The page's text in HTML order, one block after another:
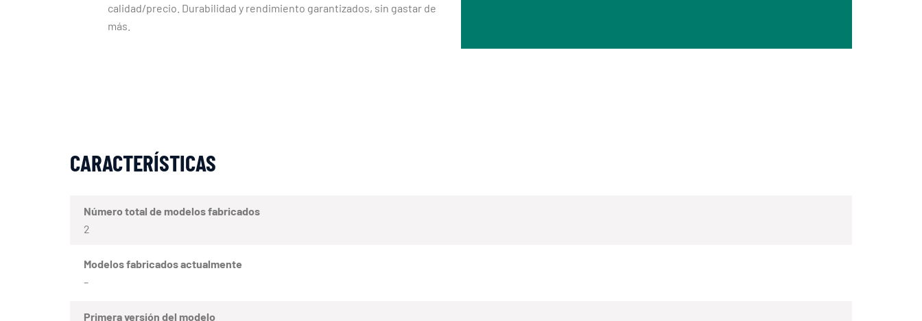
calidad/precio. Durabilidad y rendimiento garantizados, sin gastar de
más.
CARACTERÍSTICAS
Número total de modelos fabricados
2
Modelos fabricados actualmente
–
Primera versión del modelo